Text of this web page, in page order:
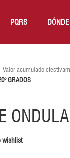
PQRS
Valor acumulado
GRADOS
wishlist